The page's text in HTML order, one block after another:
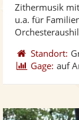
Zithermusik
u.a. für
Standort:
Gage: auf